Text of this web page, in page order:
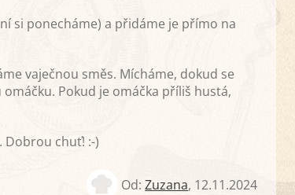
si ponecháme) a přidáme je přímo na
vaječnou směs. Mícháme, dokud se
Pokud je omáčka příliš hustá,
Dobrou chuť! :-)
Od:Zuzana, 12.11.2024